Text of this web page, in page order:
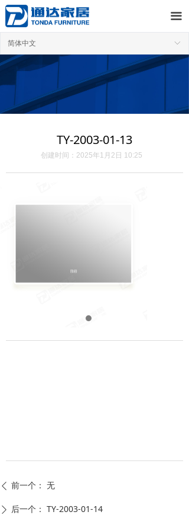
끀
首页
关于
商业行为准则
产品
ꀅ
简体中文
TY-2003-01-13
创建时间： 2025年1月2日 10:25
ꄴ 前一个： 无
ꄲ 后一个： TY-2003-01-14